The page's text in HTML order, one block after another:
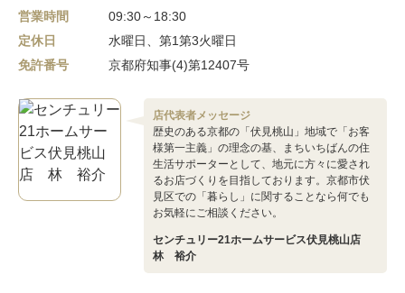
営業時間
09:30～18:30
定休日
水曜日、第1第3火曜日
免許番号
京都府知事(4)第12407号
店代表者メッセージ
歴史のある京都の「伏見桃山」地域で「お客
様第一主義」の理念の基、まちいちばんの住
生活サポーターとして、地元に方々に愛され
るお店づくりを目指しております。京都市伏
見区での「暮らし」に関することなら何でも
お気軽にご相談ください。
センチュリー21ホームサービス伏見桃山店
林 裕介